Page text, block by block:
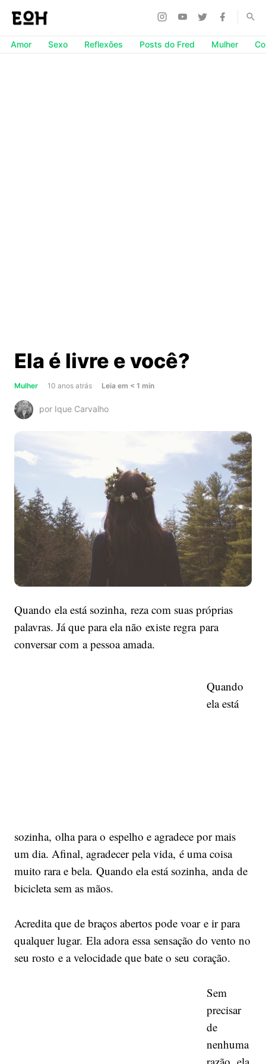
Amor Sexo Reflexões Posts do Fred Mulher
Ela é livre e você?
Mulher 10 anos atrás Leia about
em < 1 min
por Ique Carvalho
Quando ela está sozinha, reza com suas próprias
palavras. Já que para ela não existe regra para
conversar com a pessoa amada.
Quando
ela está
sozinha, olha para o espelho e agradece por mais
um dia. Afinal, agradecer pela vida, é uma coisa
muito rara e bela. Quando ela está sozinha, anda de
bicicleta sem as mãos.
Acredita que de braços abertos pode voar e ir para
qualquer lugar. Ela adora essa sensação do vento no
seu rosto e a velocidade que bate o seu coração.
Sem
precisar
de
nenhuma